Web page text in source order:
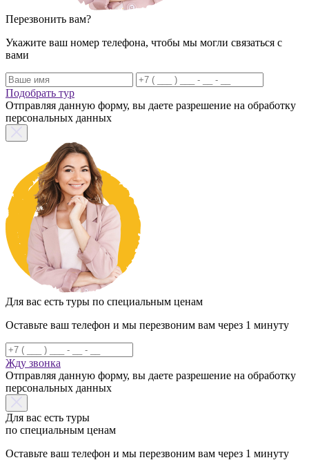
Перезвонить вам?
Укажите ваш номер телефона, чтобы мы могли связаться с
вами
Подобрать тур
Отправляя данную форму, вы даете разрешение на обработку
персональных данных
Для вас есть туры по специальным ценам
Оставьте ваш телефон и мы перезвоним вам через 1 минуту
Жду звонка
Отправляя данную форму, вы даете разрешение на обработку
персональных данных
Для вас есть туры
по специальным ценам
Оставьте ваш телефон и мы перезвоним вам через 1 минуту